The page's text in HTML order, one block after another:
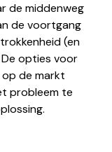
de middenweg
de voortgang
(en
opties voor
de markt
probleem te